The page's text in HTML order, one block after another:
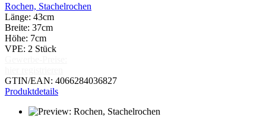
Rochen, Stachelrochen
Länge: 43cm
Breite: 37cm
Höhe: 7cm
VPE: 2 Stück
GTIN/EAN: 4066284036827
Produktdetails